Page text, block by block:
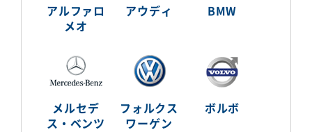
アルファロ
メオ
アウディ BMW
メルセデ
ス・ベンツ
フォルクス
ワーゲン
ボルボ